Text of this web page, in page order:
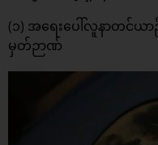
(၁) အရေးပေါ်လူနာတင်
မှတ်ဉာဏ်